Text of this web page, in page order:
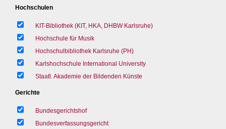
Hochschulen
KIT-Bibliothek (KIT, HKA, DHBW Karlsruhe)
Hochschule für Musik
Hochschulbibliothek Karlsruhe (PH)
Karlshochschule International University
Staatl. Akademie der Bildenden Künste
Gerichte
Bundesgerichtshof
Bundesverfassungsgericht